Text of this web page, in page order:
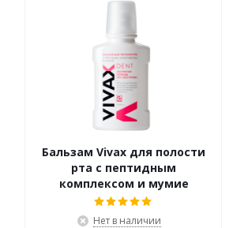
Бальзам Vivax для полости
рта с пептидным
комплексом и мумие
Нет в наличии